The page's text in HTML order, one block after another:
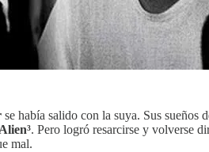
se había salido con la suya. Sus
Alien³. Pero logró resarcirse y volverse
mal.